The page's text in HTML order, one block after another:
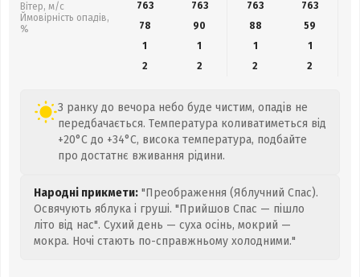
Вітер, м/с
Ймовірність опадів,
%
763
763 763 763
78
90 88 59
1
1 1
1
2
2 2 2
З ранку до вечора небо буде чистим, опадів не
передбачається. Температура коливатиметься від
+20°C до +34°C, висока температура, подбайте
про достатнє вживання рідини.
Народні прикмети: "Преображення (Яблучний Спас).
Освячують яблука і груші. "Прийшов Спас — пішло
літо від нас". Сухий день — суха осінь, мокрий —
мокра. Ночі стають по-справжньому холодними."